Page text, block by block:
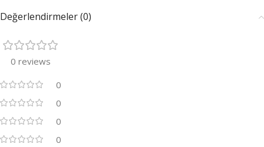
Değerlendirmeler (0)
0 reviews
0
0
0
0